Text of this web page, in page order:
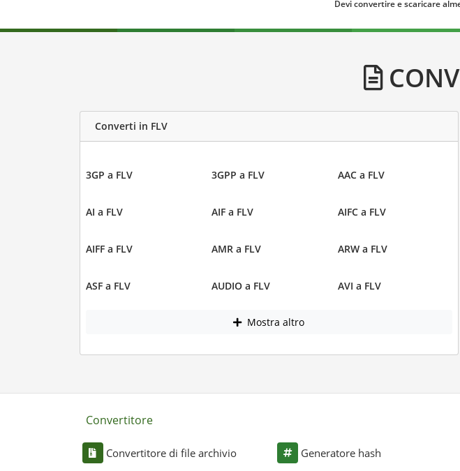
Devi convertire e scaricare
Converti in FLV
3GP a FLV 3GPP a FLV AAC a FLV
AI a FLV AIF a FLV AIFC a FLV
AIFF a FLV AMR a FLV ARW a FLV
ASF a FLV AUDIO a FLV AVI a FLV
Mostra altro
Convertitore
Convertitore di file archivio Generatore hash